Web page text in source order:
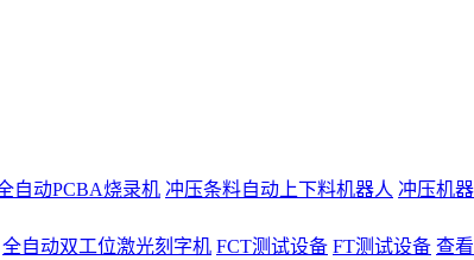
自动PCBA烧录机 冲压条料自动上下料机器人 冲压机
全自动双工位激光刻字机 FCT测试设备 FT测试设备 查看